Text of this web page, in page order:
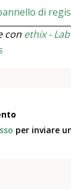
di
con ethix -
per inviare